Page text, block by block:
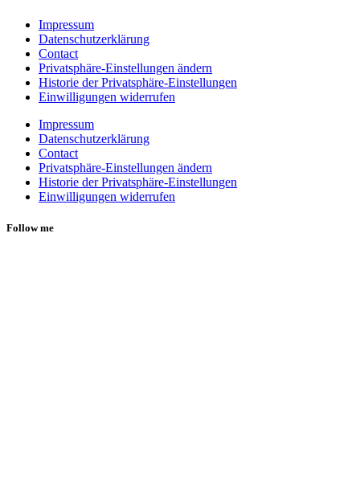
Impressum
Datenschutzerklärung
Contact
Privatsphäre-Einstellungen ändern
Historie der Privatsphäre-Einstellungen
Einwilligungen widerrufen
Impressum
Datenschutzerklärung
Contact
Privatsphäre-Einstellungen ändern
Historie der Privatsphäre-Einstellungen
Einwilligungen widerrufen
Follow me